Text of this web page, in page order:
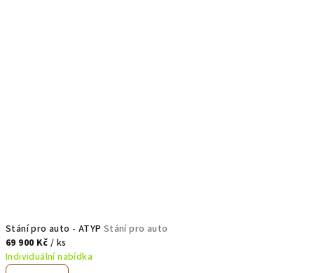
Stání pro auto - ATYP Stání pro auto
69 900 Kč / ks
Individuální nabídka